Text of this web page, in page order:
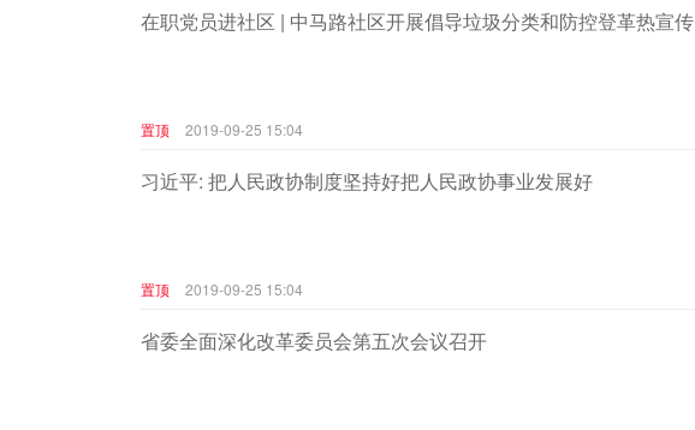
在职党员进社区 | 中马路社区开展倡导垃圾分类和防控登革热宣传
置顶 2019-09-25 15:04
习近平: 把人民政协制度坚持好把人民政协事业发展好
置顶 2019-09-25 15:04
省委全面深化改革委员会第五次会议召开